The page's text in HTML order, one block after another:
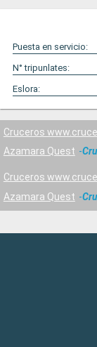
Puesta en servicio:
N° tripunlates:
Eslora:
Cruceros
Azamara Quest
Cruceros
Azamara Quest